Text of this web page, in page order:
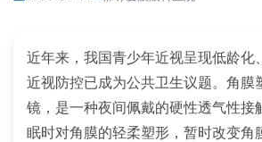
近年来，我国青少年近视呈现低龄化
近视防控已成为公共卫生议题。角膜
镜，是一种夜间佩戴的硬性透气性接
眠时对角膜的轻柔塑形，暂时改变角